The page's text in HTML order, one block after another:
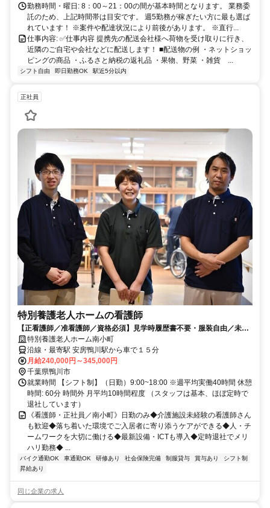
勤務時間・曜日: 8：00～21：00の間が基本時間となります。 業務委
託のため、上記時間帯は目安です。 週5勤務が稼ぎたい方に最も選ば
れています！ ※案件や配達状況により前後があります。 ※直行...
仕事内容: ✅️仕事内容 提携先の配送会社様へ荷物を受け取りに行き、
近隣のご自宅や会社などに配送します！ ■配送物の例 ・ネットショッ
ピングの商品 ・ふるさと納税の返礼品 ・果物、野菜 ・雑貨 ...
シフト自由 即日勤務OK 駅近5分以内
正社員
特別養護老人ホームの看護師
【正看護師／准看護師／資格必須】見学時履歴書不要・服装自由／未経
験者歓迎／経験者歓迎／教育体制充実／賞与昇給あり
特別養護老人ホーム南小町
沿線・最寄駅 安房鴨川駅から車で１５分
月給240,000円～345,000円
千葉県鴨川市
就業時間 【シフト制】（日勤）9:00~18:00 ※週平均実働40時間 休憩
時間: 60分 時間外 月平均10時間程度 （スタッフは基本、ほぼ定時で
退社しています）
《看護師・正社員／南小町》日勤のみ◆介護施設未経験の看護師さん
も歓迎◆落ち着いた環境でご入居者に寄り添うケアができる◆人・チ
ームワークを大切に働ける◆最新設備・ICTも導入◆定時退社でメリ
ハリ勤務◆ ...
バイク通勤OK 車通勤OK 研修あり 社会保険完備 制服貸与 賞与あり
シフト制
昇給あり
同じ企業の求人